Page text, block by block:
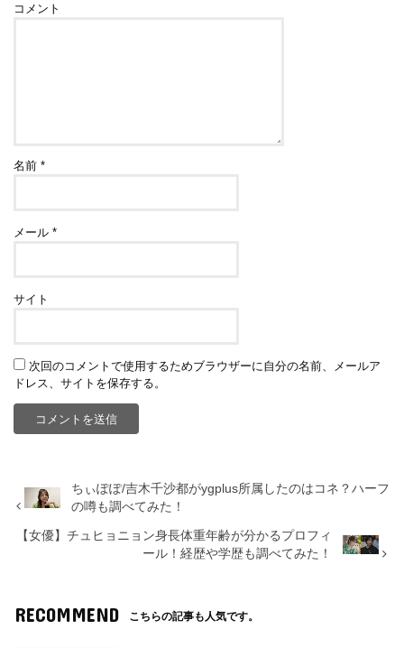
コメント
名前*
メール*
サイト
次回のコメントで使用するためブラウザーに自分の名前、メールア
ドレス、サイトを保存する。
ちぃぽぽ/吉木千沙都がygplus所属したのはコネ？ハーフ
の噂も調べてみた！
【女優】チュヒョニョン身長体重年齢が分かるプロフィ
ール！経歴や学歴も調べてみた！
RECOMMEND こちらの記事も人気です。